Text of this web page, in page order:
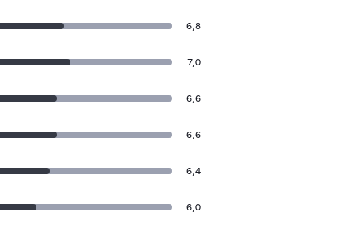
6,8
7,0
6,6
6,6
6,4
6,0